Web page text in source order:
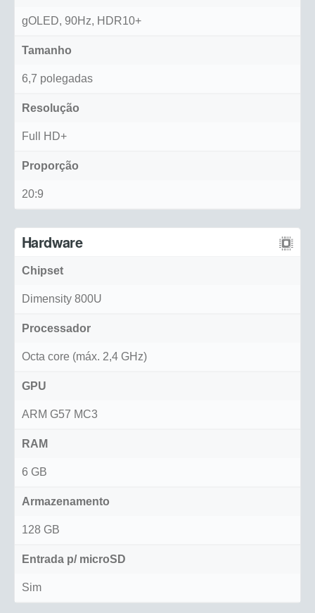
gOLED, 90Hz, HDR10+
Tamanho
6,7 polegadas
Resolução
Full HD+
Proporção
20:9
Hardware
Chipset
Dimensity 800U
Processador
Octa core (máx. 2,4 GHz)
GPU
ARM G57 MC3
RAM
6 GB
Armazenamento
128 GB
Entrada p/ microSD
Sim